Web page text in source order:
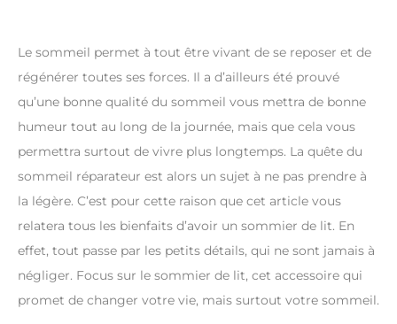
Le sommeil permet à tout être vivant de se reposer et de
régénérer toutes ses forces. Il a d’ailleurs été prouvé
qu’une bonne qualité du sommeil vous mettra de bonne
humeur tout au long de la journée, mais que cela vous
permettra surtout de vivre plus longtemps. La quête du
sommeil réparateur est alors un sujet à ne pas prendre à
la légère. C’est pour cette raison que cet article vous
relatera tous les bienfaits d’avoir un sommier de lit. En
effet, tout passe par les petits détails, qui ne sont jamais à
négliger. Focus sur le sommier de lit, cet accessoire qui
promet de changer votre vie, mais surtout votre sommeil.